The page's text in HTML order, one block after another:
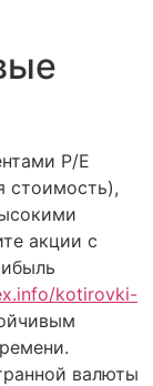
P/E
стоимость),
акции с
kotirovki-
валюты